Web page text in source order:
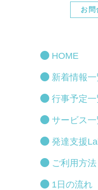
お問
HOME
新着情報一
行事予定一
サービス一
発達支援
ご利用方
1日の流れ